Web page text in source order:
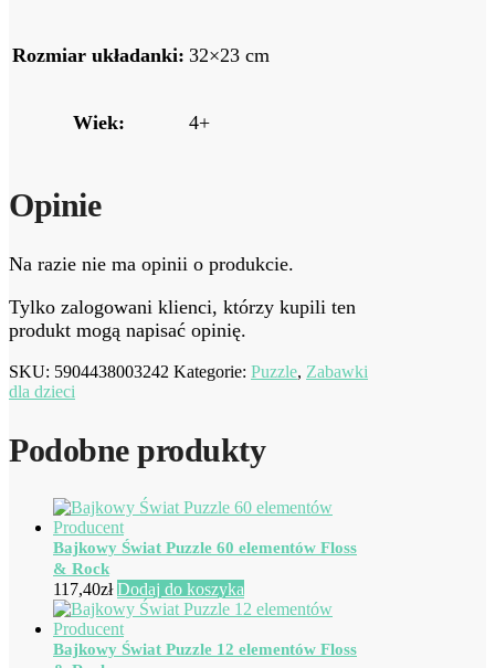
Rozmiar układanki: 32×23 cm
Wiek: 4+
Opinie
Na razie nie ma opinii o produkcie.
Tylko zalogowani klienci, którzy kupili ten
produkt mogą napisać opinię.
SKU: 5904438003242 Kategorie: Puzzle, Zabawki
dla dzieci
Podobne produkty
Bajkowy Świat Puzzle 60 elementów Floss
& Rock
117,40zł Dodaj do koszyka
Bajkowy Świat Puzzle 12 elementów Floss